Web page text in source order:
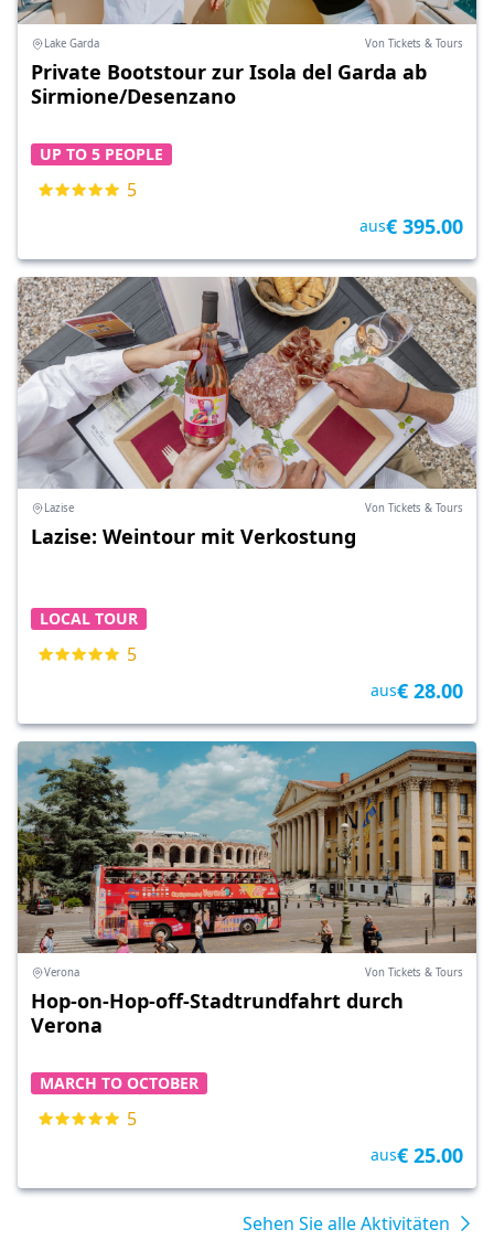
Lake Garda Von Tickets & Tours
Private Bootstour zur Isola del Garda ab
Sirmione/Desenzano
UP TO 5 PEOPLE
5
aus€ 395.00
Lazise Von Tickets & Tours
Lazise: Weintour mit Verkostung
LOCAL TOUR
5
aus€ 28.00
Verona Von Tickets & Tours
Hop-on-Hop-off-Stadtrundfahrt durch
Verona
MARCH TO OCTOBER
5
aus€ 25.00
Sehen Sie alle Aktivitäten